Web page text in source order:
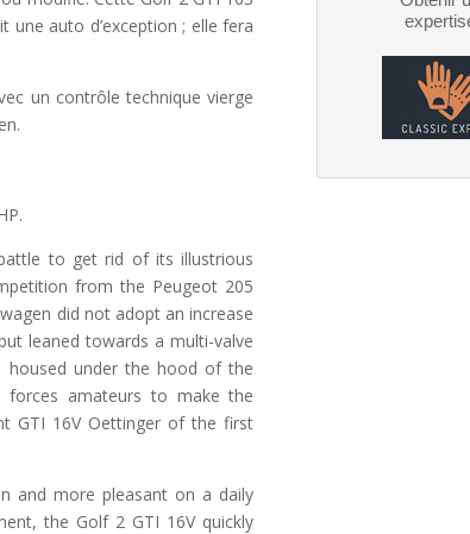
une auto d’exception ; elle fera
un contrôle technique vierge
to get rid of its illustrious
from the Peugeot 205
did not adopt an increase
leaned towards a multi-valve
housed under the hood of the
forces amateurs to make the
GTI 16V Oettinger of the first
and more pleasant on a daily
the Golf 2 GTI 16V quickly